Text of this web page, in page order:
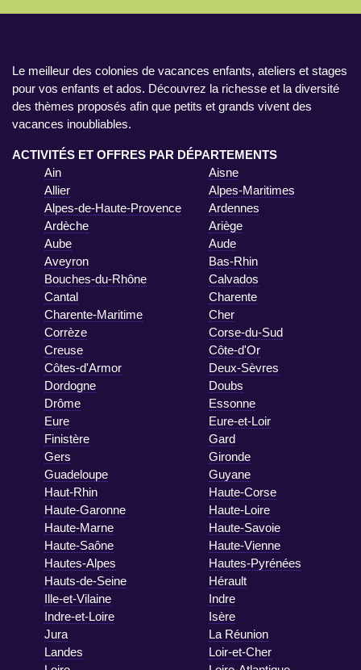
Le meilleur des colonies de vacances enfants, ateliers et stages
pour vos enfants et ados. Découvrez la richesse et la diversité
des thèmes proposés afin que petits et grands vivent des
vacances inoubliables.
ACTIVITÉS ET OFFRES PAR DÉPARTEMENTS
Ain
Aisne
Allier
Alpes-Maritimes
Alpes-de-Haute-Provence
Ardennes
Ardèche
Ariège
Aube
Aude
Aveyron
Bas-Rhin
Bouches-du-Rhône
Calvados
Cantal
Charente
Charente-Maritime
Cher
Corrèze
Corse-du-Sud
Creuse
Côte-d'Or
Côtes-d'Armor
Deux-Sèvres
Dordogne
Doubs
Drôme
Essonne
Eure
Eure-et-Loir
Finistère
Gard
Gers
Gironde
Guadeloupe
Guyane
Haut-Rhin
Haute-Corse
Haute-Garonne
Haute-Loire
Haute-Marne
Haute-Savoie
Haute-Saône
Haute-Vienne
Hautes-Alpes
Hautes-Pyrénées
Hauts-de-Seine
Hérault
Ille-et-Vilaine
Indre
Indre-et-Loire
Isère
Jura
La Réunion
Landes
Loir-et-Cher